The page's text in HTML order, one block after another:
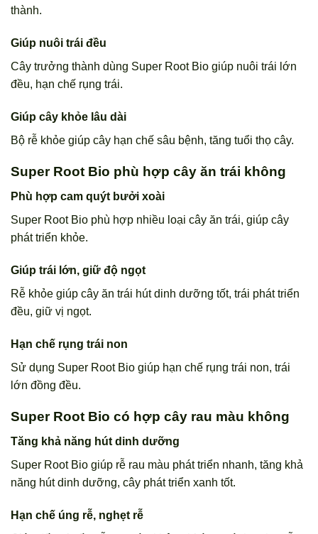
thành.
Giúp nuôi trái đều
Cây trưởng thành dùng Super Root Bio giúp nuôi trái lớn
đều, hạn chế rụng trái.
Giúp cây khỏe lâu dài
Bộ rễ khỏe giúp cây hạn chế sâu bệnh, tăng tuổi thọ cây.
Super Root Bio phù hợp cây ăn trái không
Phù hợp cam quýt bưởi xoài
Super Root Bio phù hợp nhiều loại cây ăn trái, giúp cây
phát triển khỏe.
Giúp trái lớn, giữ độ ngọt
Rễ khỏe giúp cây ăn trái hút dinh dưỡng tốt, trái phát triển
đều, giữ vị ngọt.
Hạn chế rụng trái non
Sử dụng Super Root Bio giúp hạn chế rụng trái non, trái
lớn đồng đều.
Super Root Bio có hợp cây rau màu không
Tăng khả năng hút dinh dưỡng
Super Root Bio giúp rễ rau màu phát triển nhanh, tăng khả
năng hút dinh dưỡng, cây phát triển xanh tốt.
Hạn chế úng rễ, nghẹt rễ